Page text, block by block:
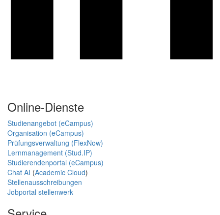
Online-Dienste
Studienangebot (eCampus)
Organisation (eCampus)
Prüfungsverwaltung (FlexNow)
Lernmanagement (Stud.IP)
Studierendenportal (eCampus)
Chat AI (Academic Cloud)
Stellenausschreibungen
Jobportal stellenwerk